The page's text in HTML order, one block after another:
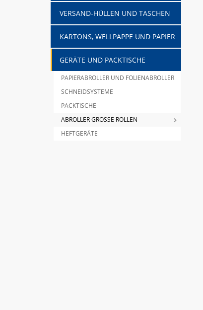
VERSAND-HÜLLEN UND TASCHEN
KARTONS, WELLPAPPE UND PAPIER
GERÄTE UND PACKTISCHE
PAPIERABROLLER UND FOLIENABROLLER
SCHNEIDSYSTEME
PACKTISCHE
ABROLLER GROSSE ROLLEN
HEFTGERÄTE